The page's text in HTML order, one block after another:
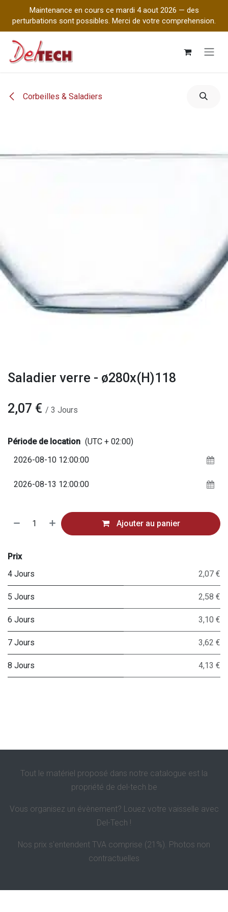
Maintenance en cours ce mardi 4 aout 2026 — des
perturbations sont possibles. Merci de votre comprehension.
Corbeilles & Saladiers
Saladier verre - ø280x(H)118
2,07 € / 3 Jours
Période de location (UTC + 02:00)
Ajouter au panier
Prix
4 Jours
2,07 €
5 Jours 2,58 €
6 Jours 3,10 €
7 Jours 3,62 €
8 Jours 4,13 €
Tout le matériel proposé dans notre catalogue est la
propriété de del-tech.be
Vous organisez un évènement? Louez votre vaisselle avec
Del-Tech !
Nos prix s'entendent TVA comprise (21%). Photos non
contractuelles